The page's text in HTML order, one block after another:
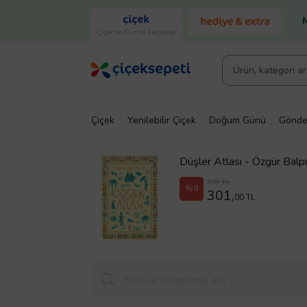
Çiçek ve Gurme Lezzetler
Çiçek Yenilebilir Çiçek Doğum Günü
Düşler Atlası - Özgür
%9
330 TL
301,00 TL